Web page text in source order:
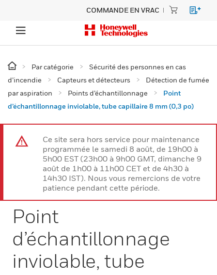
COMMANDE EN VRAC
Par catégorie
Sécurité des personnes en cas
d’incendie
Capteurs et détecteurs
Détection de fumée
par aspiration
Points d’échantillonnage
Point
d’échantillonnage inviolable, tube capillaire 8 mm (0,3 po)
Ce site sera hors service pour maintenance
programmée le samedi 8 août, de 19h00 à
5h00 EST (23h00 à 9h00 GMT, dimanche 9
août de 1h00 à 11h00 CET et de 4h30 à
14h30 IST). Nous vous remercions de votre
patience pendant cette période.
Point
d’échantillonnage
inviolable, tube